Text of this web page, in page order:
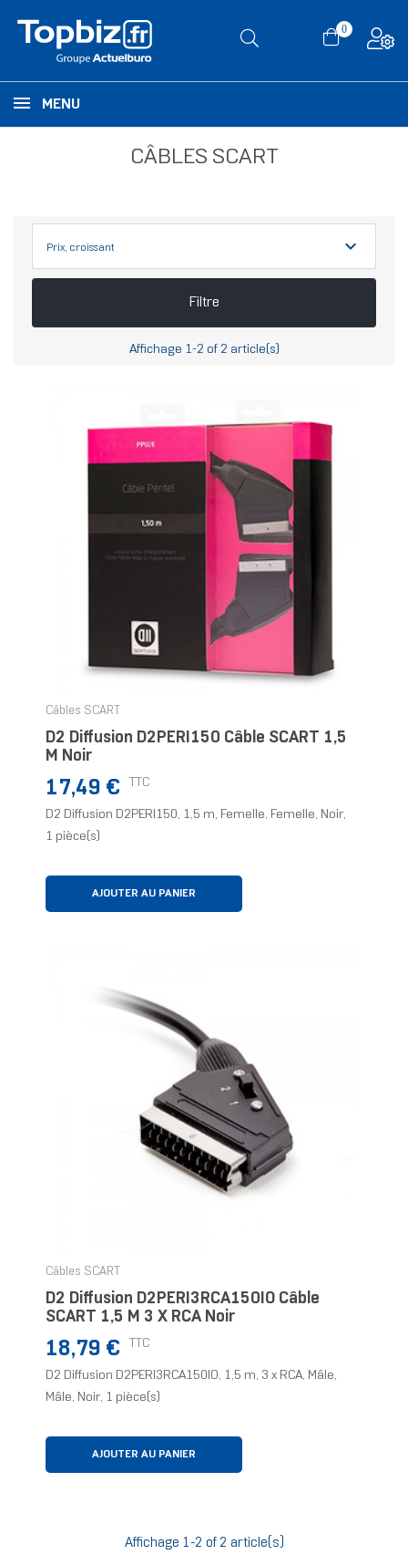
0
MENU
CÂBLES SCART
Prix, croissant expand_more
Filtre
Affichage 1-2 of 2 article(s)
Câbles SCART
D2 Diffusion D2PERI150 Câble SCART 1,5
M Noir
Prix
17,49 € TTC
D2 Diffusion D2PERI150, 1,5 m, Femelle, Femelle, Noir,
1 pièce(s)
AJOUTER AU PANIER
Câbles SCART
D2 Diffusion D2PERI3RCA150IO Câble
SCART 1,5 M 3 X RCA Noir
Prix
18,79 € TTC
D2 Diffusion D2PERI3RCA150IO, 1,5 m, 3 x RCA, Mâle,
Mâle, Noir, 1 pièce(s)
AJOUTER AU PANIER
Affichage 1-2 of 2 article(s)